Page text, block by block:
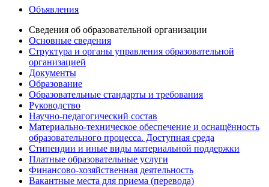
Объявления
Сведения об образовательной организации
Основные сведения
Структура и органы управления образовательной
организацией
Документы
Образование
Образовательные стандарты и требования
Руководство
Научно-педагогический состав
Материально-техническое обеспечение и оснащённость
образовательного процесса. Доступная среда
Стипендии и иные виды материальной поддержки
Платные образовательные услуги
Финансово-хозяйственная деятельность
Вакантные места для приема (перевода)